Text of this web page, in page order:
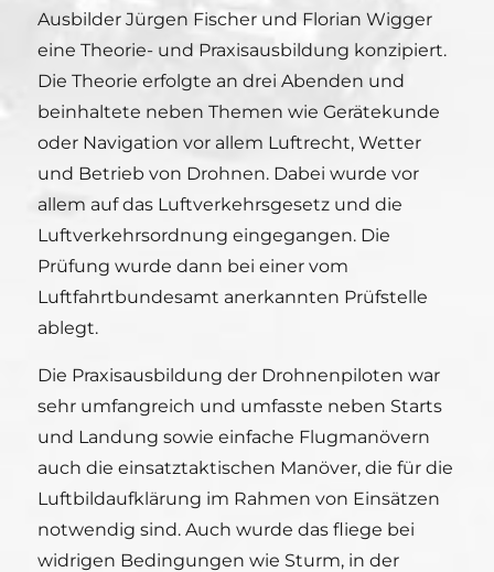
Ausbilder Jürgen Fischer und Florian Wigger
eine Theorie- und Praxisausbildung konzipiert.
Die Theorie erfolgte an drei Abenden und
beinhaltete neben Themen wie Gerätekunde
oder Navigation vor allem Luftrecht, Wetter
und Betrieb von Drohnen. Dabei wurde vor
allem auf das Luftverkehrsgesetz und die
Luftverkehrsordnung eingegangen. Die
Prüfung wurde dann bei einer vom
Luftfahrtbundesamt anerkannten Prüfstelle
ablegt.
Die Praxisausbildung der Drohnenpiloten war
sehr umfangreich und umfasste neben Starts
und Landung sowie einfache Flugmanövern
auch die einsatztaktischen Manöver, die für die
Luftbildaufklärung im Rahmen von Einsätzen
notwendig sind. Auch wurde das fliege bei
widrigen Bedingungen wie Sturm, in der